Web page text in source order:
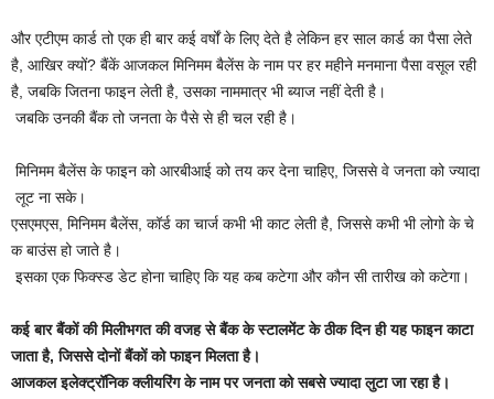
और एटीएम कार्ड तो एक ही बार कई वर्षों के लिए देते है लेकिन हर साल कार्ड का पैसा लेते
है, आखिर क्यों? बैंकें आजकल मिनिमम बैलेंस के नाम पर हर महीने मनमाना पैसा वसूल रही
है, जबकि जितना फाइन लेती है, उसका नाममात्र भी ब्याज नहीं देती है।
जबकि उनकी बैंक तो जनता के पैसे से ही चल रही है।
मिनिमम बैलेंस के फाइन को आरबीआई को तय कर देना चाहिए, जिससे वे जनता को ज्यादा
लूट ना सके।
एसएमएस, मिनिमम बैलेंस, कॉर्ड का चार्ज कभी भी काट लेती है, जिससे कभी भी लोगो के चे
क बाउंस हो जाते है।
इसका एक फिक्स्ड डेट होना चाहिए कि यह कब कटेगा और कौन सी तारीख को कटेगा।
कई बार बैंकों की मिलीभगत की वजह से बैंक के स्टालमेंट के ठीक दिन ही यह फाइन काटा
जाता है, जिससे दोनों बैंकों को फाइन मिलता है।
आजकल इलेक्ट्रॉनिक क्लीयरिंग के नाम पर जनता को सबसे ज्यादा लुटा जा रहा है।